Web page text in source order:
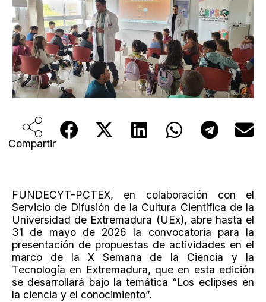
Compartir
FUNDECYT-PCTEX, en colaboración con el
Servicio de Difusión de la Cultura Científica de la
Universidad de Extremadura (UEx), abre hasta el
31 de mayo de 2026 la convocatoria para la
presentación de propuestas de actividades en el
marco de la X Semana de la Ciencia y la
Tecnología en Extremadura, que en esta edición
se desarrollará bajo la temática “Los eclipses en
la ciencia y el conocimiento”.